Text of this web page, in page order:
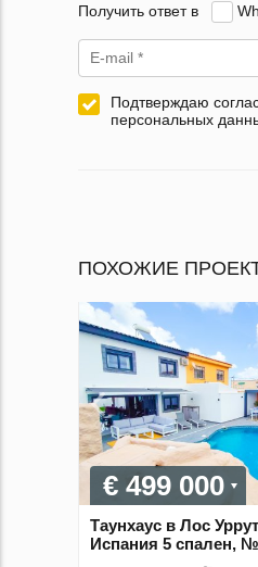
Получить ответ в
Подтверждаю
персональных
ПОХОЖИЕ
€ 499 000
Таунхаус в Лос
Испания 5 спален,